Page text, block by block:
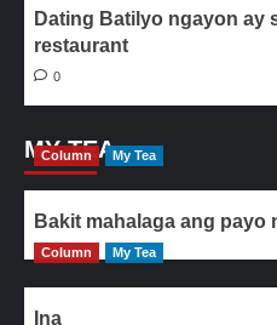
Dating Batilyo ngayon ay
restaurant
0
MY TEA
Column My Tea
Bakit mahalaga ang payo
Column My Tea
Ina